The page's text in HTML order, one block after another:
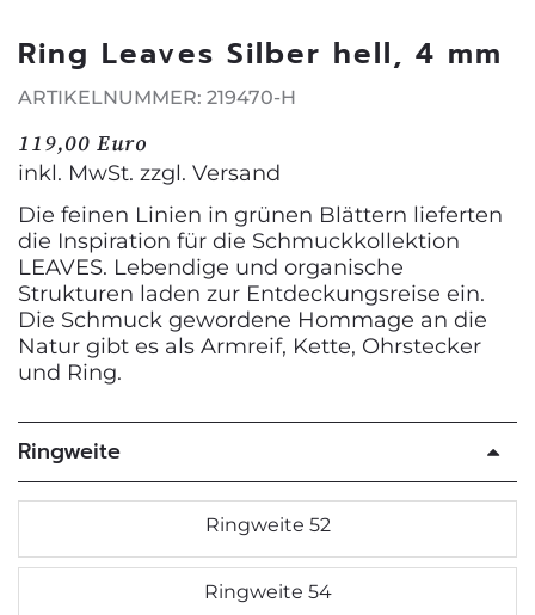
Ring Leaves Silber hell, 4 mm
ARTIKELNUMMER: 219470-H
119,00 Euro
inkl. MwSt. zzgl. Versand
Die feinen Linien in grünen Blättern lieferten
die Inspiration für die Schmuckkollektion
LEAVES. Lebendige und organische
Strukturen laden zur Entdeckungsreise ein.
Die Schmuck gewordene Hommage an die
Natur gibt es als Armreif, Kette, Ohrstecker
und Ring.
Ringweite
Ringweite 52
Ringweite 54